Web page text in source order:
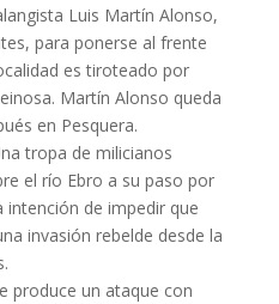
Luis Martín Alonso,
para ponerse al frente
es tiroteado por
Martín Alonso queda
en Pesquera.
tropa de milicianos
el río Ebro a su paso por
intención de impedir que
invasión rebelde desde la
produce un ataque con